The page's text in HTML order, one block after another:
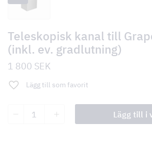
Teleskopisk kanal till
(inkl. ev. gradlutning)
1 800 SEK
Lägg till som favorit
Lägg till i